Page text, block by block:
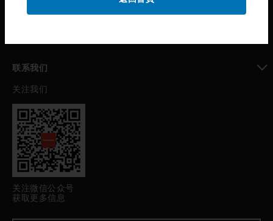
联系我们
toggle view
关注我们
关注微信公众号
获取更多信息